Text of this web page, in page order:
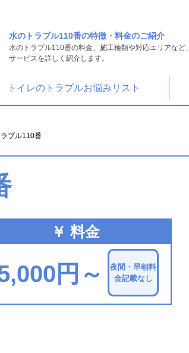
水のトラブル110番の特徴・料金のご紹介
水のトラブル110番の料金、施工種類や対応エリアなど、
サービスを詳しく紹介します。
トイレのトラブルお悩みリスト
ブル110番
￥ 料金
円～
夜間・早朝料
金記載なし